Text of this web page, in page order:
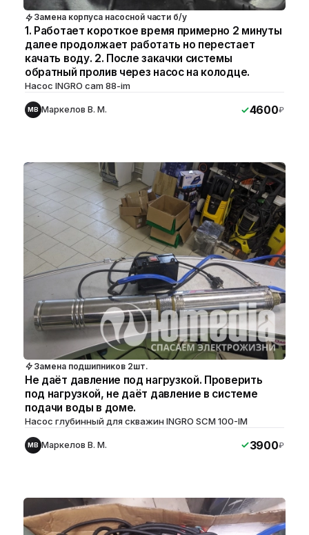
Замена корпуса насосной части б/у
1. Работает короткое время примерно 2 минуты
далее продолжает работать но перестает
качать воду. 2. После закачки системы
обратный пролив через насос на колодце.
Насос INGRO cam 88-im
МВ Маркелов В. М. 4600₽
Замена подшипников 2шт.
Не даёт давление под нагрузкой. Проверить
под нагрузкой, не даёт давление в системе
подачи воды в доме.
Насос глубинный для скважин INGRO SCM 100-IM
МВ Маркелов В. М. 3900₽